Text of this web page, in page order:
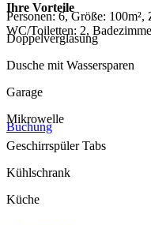
Personen: 6, Größe:
WC/Toiletten: 2,
Buchung
Ihre Vorteile
Doppelverglasung
Dusche mit Wassersparen
Garage
Mikrowelle
Geschirrspüler Tabs
Kühlschrank
Küche